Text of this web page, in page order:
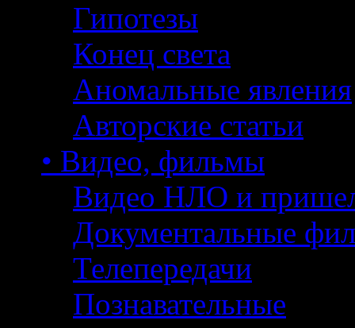
Гипотезы
Конец света
Аномальные явления
Авторские статьи
• Видео, фильмы
Видео НЛО и
Документальные
Телепередачи
Познавательные